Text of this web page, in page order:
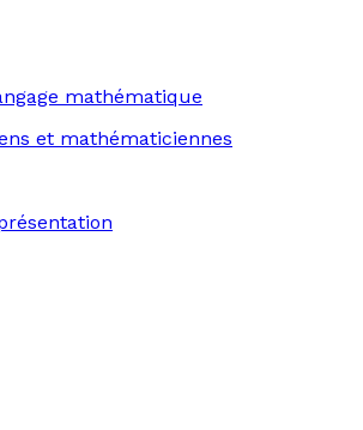
mathématique
et mathématiciennes